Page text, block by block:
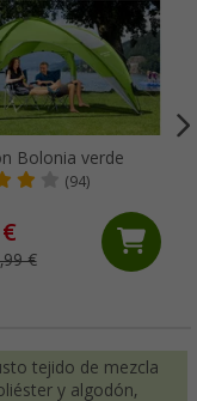
Bolonia verde
(94)
€
tejido de mezcla
y algodón,